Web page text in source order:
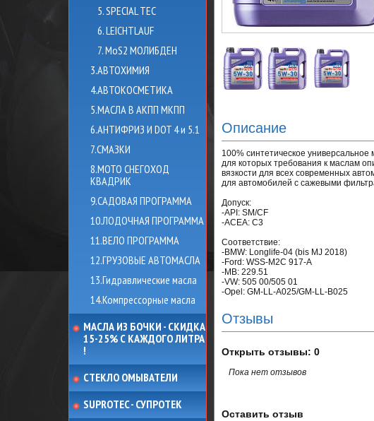
5. SPECIAL TEC
6. LEICHTLAUF
7. MoS2 МОЛИБДЕН
3.АВТОХИМИЯ
4.АВТОКОСМЕТИКА
5.МАСЛА В АКПП МКПП
6.АНТИФРИЗ И DOT 4 и 5.1
7.СМАЗКИ
8.МОТО СНЕГОХОД
КВАДРИК
9.САДОВАЯ ПРОГРАММА
10.ЛОДОЧНАЯ ПРОГРАММА
11.ВЕЛО ПРОГРАММА
12.ГРУЗОВЫЕ АВТОМАСЛА
13.Гидравлические масла
14.Компрессорные масла
МАСЛА ИЗ БОЧКИ - СКИДКА
15-25% С КАЖДОГО ЛИТРА
!
СТЕКЛО ОМЫВАТЕЛИ
SUPROTEC - СУПРОТЕК
Описание
100% синтетическое
для которых требования к маслам
вязкости для всех современных
для автомобилей с сажевыми
Допуск:
-API: SM/CF
-ACEA: C3
Соответствие:
-BMW: Longlife-04 (bis MJ 2018)
-Ford: WSS-M2C 917-A
-MB: 229.51
-VW: 505 00/505 01
-Opel: GM-LL-A025/GM-LL-B025
Отзывы
Открыть отзывы: 0
Пока нет отзывов
Оставить отзыв